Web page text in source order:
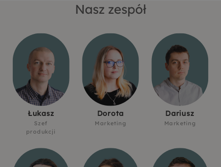
Nasz zespół
Łukasz
Szef
produkcji
Dorota
Marketing
Dariusz
Marketing